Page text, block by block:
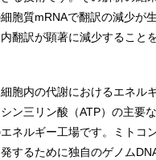
胞質mRNAで翻訳の減少が
翻訳が顕著に減少すること
胞内の代謝におけるエネル
ン三リン酸（ATP）の主要
ネルギー工場です。ミトコ
するために独自のゲノム